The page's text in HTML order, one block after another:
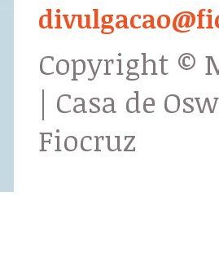
Copyright ©
| Casa de
Fiocruz